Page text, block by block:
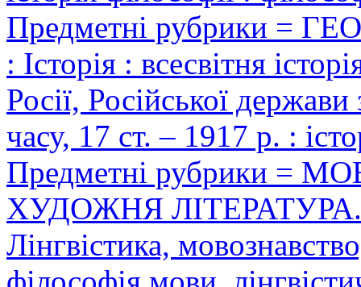
Предметні рубрики =
: Історія : всесвітня
Росії, Російської
часу, 17 ст. – 1917 р. :
Предметні рубрики =
ХУДОЖНЯ
Лінгвістика,